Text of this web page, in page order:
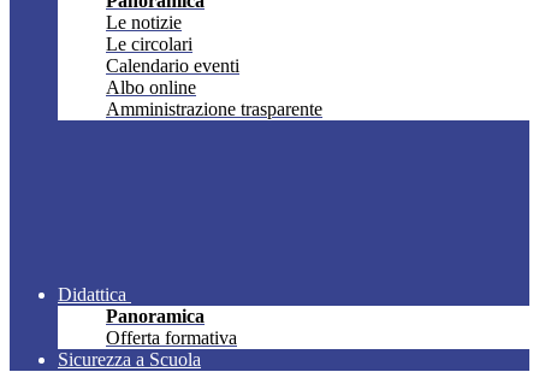
Le notizie
Le circolari
Calendario eventi
Albo online
Amministrazione trasparente
Didattica
Panoramica
Offerta formativa
Sicurezza a Scuola